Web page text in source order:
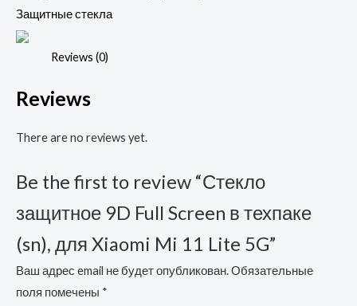
Screen
в
техпаке
для
Mi
Lite
quantity
Защитные стекла
Reviews (0)
Reviews
There are no reviews yet.
Be the first to review “Стекло
защитное 9D Full Screen в техпаке
(sn), для Xiaomi Mi 11 Lite 5G”
Ваш адрес email не будет опубликован.Обязательные
поля помечены *